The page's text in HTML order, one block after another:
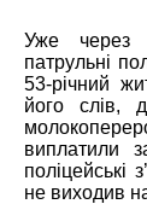
Уже через
патрульні
53-річний
його слів,
виплатили
поліцейські
не виходив